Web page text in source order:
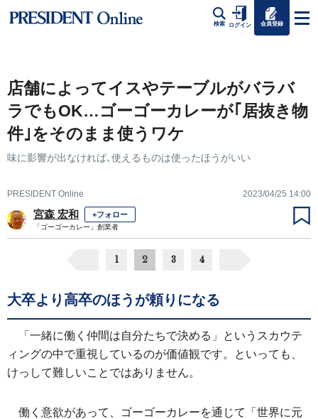
検索 ログイン 会員登録
店舗によってイスやテーブルがバラバ
ラでもOK…ゴーゴーカレーが｢居抜き物
件｣をそのまま使うワケ
味に影響が出なければ､使えるものは使ったほうがいい
PRESIDENT Online 2023/04/25 14:00
宮森 宏和 +フォロー
「ゴーゴーカレー」創業者
1 2 3 4
大卒より高卒のほうが頼りになる
「一緒に働く仲間は自分たちで決める」というスカウテ
ィングの中で重視しているのが価値観です。といっても、
けっして難しいことではありません。
働く意欲があって、ゴーゴーカレーを通じて「世界に元